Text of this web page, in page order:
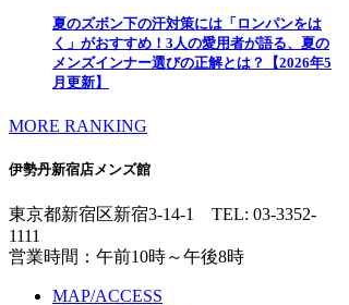
夏のズボン下の汗対策には「ロンパンをは
く」がおすすめ！3人の愛用者が語る、夏の
メンズインナー選びの正解とは？【2026年5
月更新】
MORE RANKING
伊勢丹新宿店メンズ館
東京都新宿区新宿3-14-1 TEL: 03-3352-
1111
営業時間：午前10時～午後8時
MAP/ACCESS